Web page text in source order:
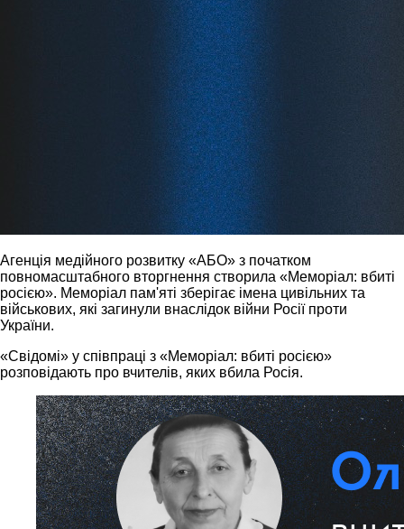
Агенція медійного розвитку «АБО» з початком
повномасштабного вторгнення створила «Меморіал: вбиті
росією». Меморіал пам'яті зберігає імена цивільних та
військових, які загинули внаслідок війни Росії проти
України.
«Свідомі» у співпраці з «Меморіал: вбиті росією»
розповідають про вчителів, яких вбила Росія.